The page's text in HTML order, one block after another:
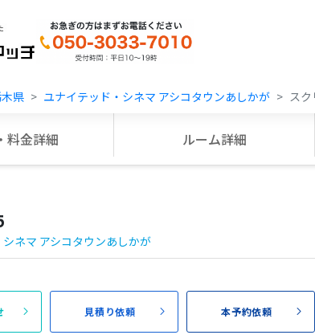
MICE Platform
県 ユナイテッド・シネマ アシコタウンあしかが スク
料金詳細 ルーム詳細
ネマ アシコタウンあしかが
見積り依頼 本予約依頼